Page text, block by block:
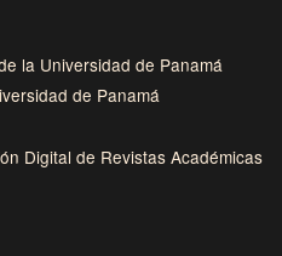
la Universidad de Panamá
de Panamá
Digital de Revistas Académicas